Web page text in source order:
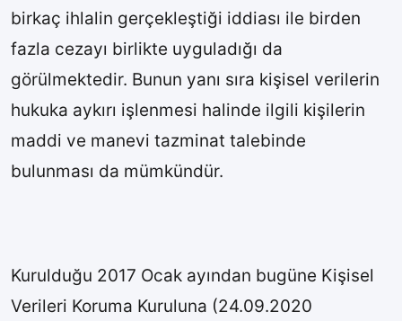
birkaç ihlalin gerçekleştiği iddiası ile birden
fazla cezayı birlikte uyguladığı da
görülmektedir. Bunun yanı sıra kişisel verilerin
hukuka aykırı işlenmesi halinde ilgili kişilerin
maddi ve manevi tazminat talebinde
bulunması da mümkündür.
Kurulduğu 2017 Ocak ayından bugüne Kişisel
Verileri Koruma Kuruluna (24.09.2020